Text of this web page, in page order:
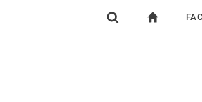
Springe direkt zu: Inhalt
Springe direkt zu: Suche
Springe direkt zu: Hauptnavigation